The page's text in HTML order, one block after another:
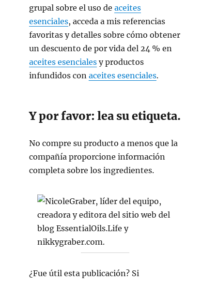
grupal sobre el uso de aceites
esenciales, acceda a mis referencias
favoritas y detalles sobre cómo obtener
un descuento de por vida del 24 % en
aceites esenciales y productos
infundidos con aceites esenciales.
Y por favor: lea su etiqueta.
No compre su producto a menos que la
compañía proporcione información
completa sobre los ingredientes.
¿Fue útil esta publicación? Si